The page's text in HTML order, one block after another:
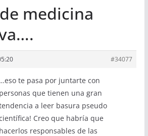
medicina
#34077
…eso te pasa por juntarte con
personas que tienen una gran
a leer basura pseudo
Creo que habría que
hacerlos responsables de las